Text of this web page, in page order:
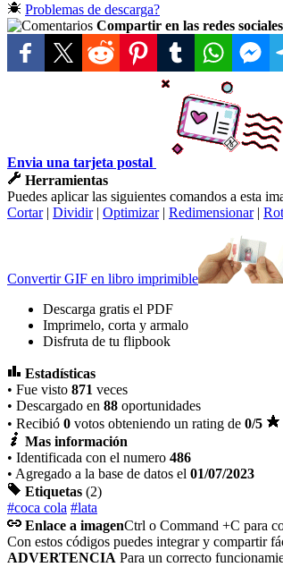
Problemas de descarga?
Compartir en las redes sociales
Envia una tarjeta postal
Herramientas
Puedes aplicar las siguientes comandos a esta
Cortar| Dividir| Optimizar| Redimensionar|
Convertir GIF en libro imprimible
Descarga gratis el PDF
Imprimelo, corta y armalo
Disfruta de tu flipbook
Estadísticas
• Fue visto 871 veces
• Descargado en 88 oportunidades
• Recibió 0 votos obteniendo un rating de 0/5
Mas información
• Identificada con el numero 486
• Agregado a la base de datos el 01/07/2023
Etiquetas (2)
#coca cola #lata
Enlace a imagenCtrl o Command +C para
Con estos códigos puedes integrar y compartir
ADVERTENCIA Para un correcto